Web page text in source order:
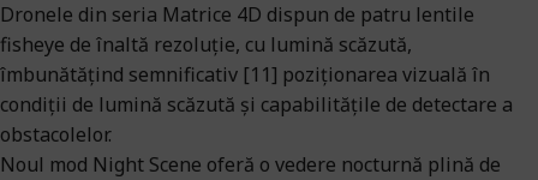
Dronele din seria Matrice 4D dispun de patru lentile
fisheye de înaltă rezoluție, cu lumină scăzută,
îmbunătățind semnificativ [11] poziționarea vizuală în
condiții de lumină scăzută și capabilitățile de detectare a
obstacolelor.
Noul mod Night Scene oferă o vedere nocturnă plină de